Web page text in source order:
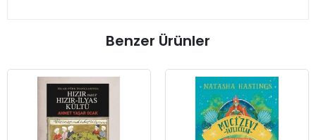
Benzer Ürünler